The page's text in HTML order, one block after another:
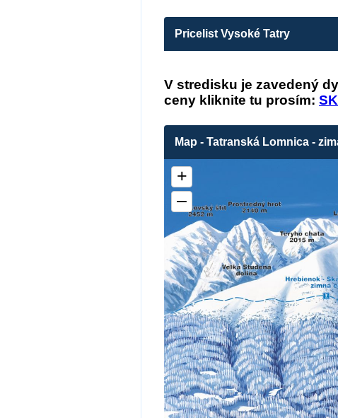
Pricelist Vysoké Tatry
V stredisku je zavedený
ceny kliknite tu prosím:
Map - Tatranská Lomnica -
+
–